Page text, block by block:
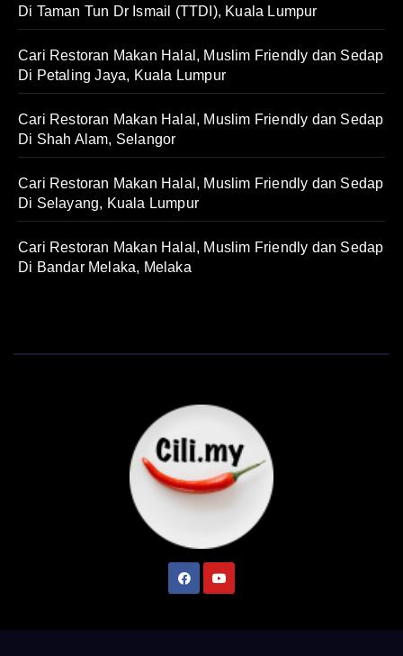
Di Taman Tun Dr Ismail (TTDI), Kuala Lumpur
Cari Restoran Makan Halal, Muslim Friendly dan Sedap
Di Petaling Jaya, Kuala Lumpur
Cari Restoran Makan Halal, Muslim Friendly dan Sedap
Di Shah Alam, Selangor
Cari Restoran Makan Halal, Muslim Friendly dan Sedap
Di Selayang, Kuala Lumpur
Cari Restoran Makan Halal, Muslim Friendly dan Sedap
Di Bandar Melaka, Melaka